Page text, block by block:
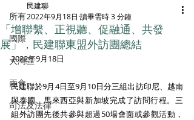
所有
國際
大灣區
兩會
司法及法律
「增聯繫、正視聽、促融通、共發
展」，民建聯東盟外訪團總結
民建聯
2022年9月18日 讀畢需時 3 分鐘
2022年9月18日
民建聯於9月4日至9月10日分三組出訪印尼、越南
與泰國、馬來西亞與新加坡完成了訪問行程。三
組外訪團先後共參與超過50場會面或參觀活動，